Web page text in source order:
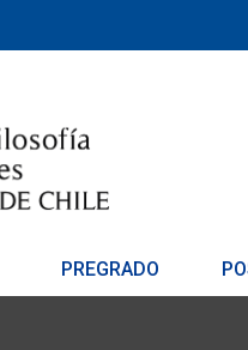
PREGRADO